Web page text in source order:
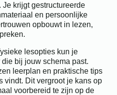
Je krijgt gestructureerde
en persoonlijke
opbouwt in lezen,
lesopties kun je
bij jouw schema past.
leerplan en praktische tips
vindt. Dit vergroot je kans op
voorbereid te zijn op de